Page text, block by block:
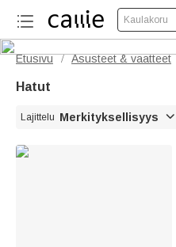
Kaulakoru
Etusivu / Asusteet & vaatteet
Hatut
Lajittelu Merkityksellisyys 